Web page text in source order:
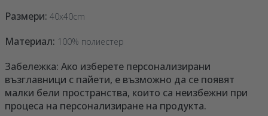
Размери: 40x40cm
Материал: 100% полиестер
Забележка: Ако изберете персонализирани
възглавници с пайети, е възможно да се появят
малки бели пространства, които са неизбежни при
процеса на персонализиране на продукта.